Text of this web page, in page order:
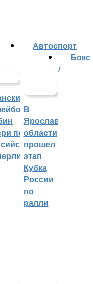
покинет
Автоспорт
В
Ярославской
области
прошел
этап
Кубка
России
по
ралли
Бокс
/